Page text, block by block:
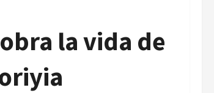
la vida de